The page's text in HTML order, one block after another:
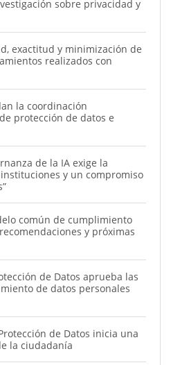
sobre privacidad y
exactitud y minimización de
realizados con
la coordinación
protección de datos e
de la IA exige la
y un compromiso
común de cumplimiento
y próximas
de Datos aprueba las
de datos personales
de Datos inicia una
la ciudadanía